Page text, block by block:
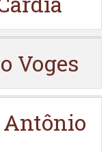
Voges